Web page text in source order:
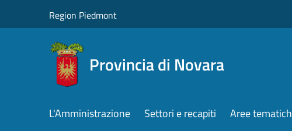
Region Piedmont
Provincia di Novara
L'Amministrazione Settori e recapiti Aree